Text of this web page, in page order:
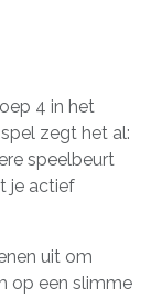
4 in het
zegt het al:
speelbeurt
je actief
uit om
op een slimme